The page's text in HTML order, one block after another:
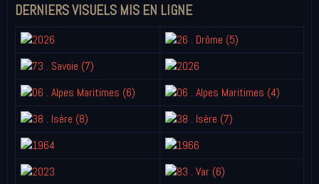
DERNIERS VISUELS MIS EN LIGNE